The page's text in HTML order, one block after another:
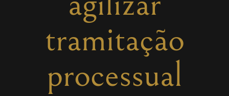
tramitação
processual